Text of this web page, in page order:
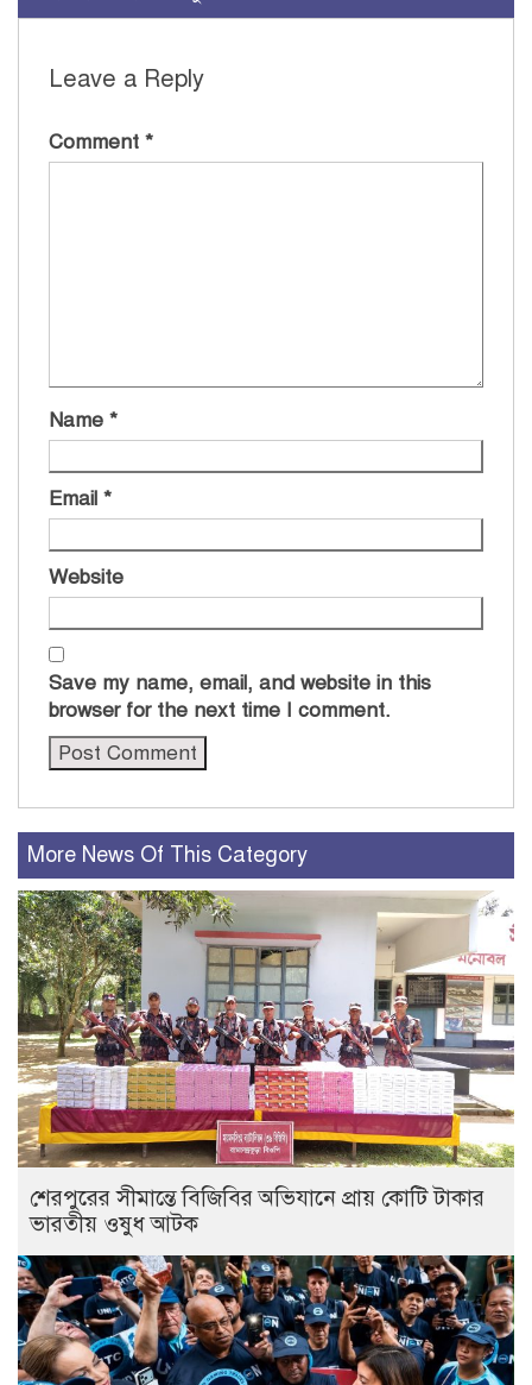
Leave a Reply
Comment *
Name *
Email *
Website
Save my name, email, and website in this
browser for the next time I comment.
More News Of This Category
শেরপুরের সীমান্তে বিজিবির অভিযানে প্রায় কোটি টাকার
ভারতীয় ওষুধ আটক